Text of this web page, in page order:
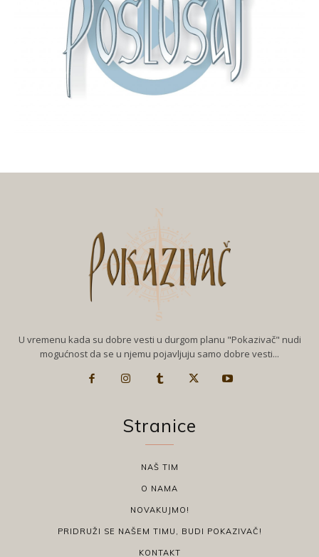
U vremenu kada su dobre vesti u durgom planu "Pokazivač" nudi
mogućnost da se u njemu pojavljuju samo dobre vesti...
Stranice
NAŠ TIM
O NAMA
NOVAKUJMO!
PRIDRUŽI SE NAŠEM TIMU, BUDI POKAZIVAČ!
KONTAKT